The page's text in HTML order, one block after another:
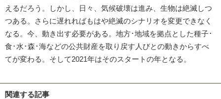
えるだろう。しかし、日々、気候破壊は進み、生物は絶滅しつ
つある。さらに遅れればもはや絶滅のシナリオを変更できなく
なる。今、動き出す必要がある。地方･地域を拠点とした種子･
食･水･森･海などの公共財産を取り戻す人びとの動きからすべ
てが変わる。そして2021年はそのスタートの年となる。
関連する記事